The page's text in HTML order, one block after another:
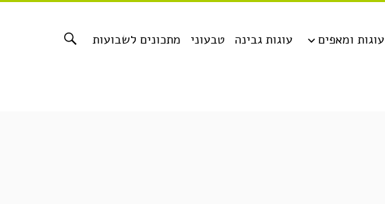
מתכונים לשבועות טבעוני עוגות גבינה עוגות ומאפים